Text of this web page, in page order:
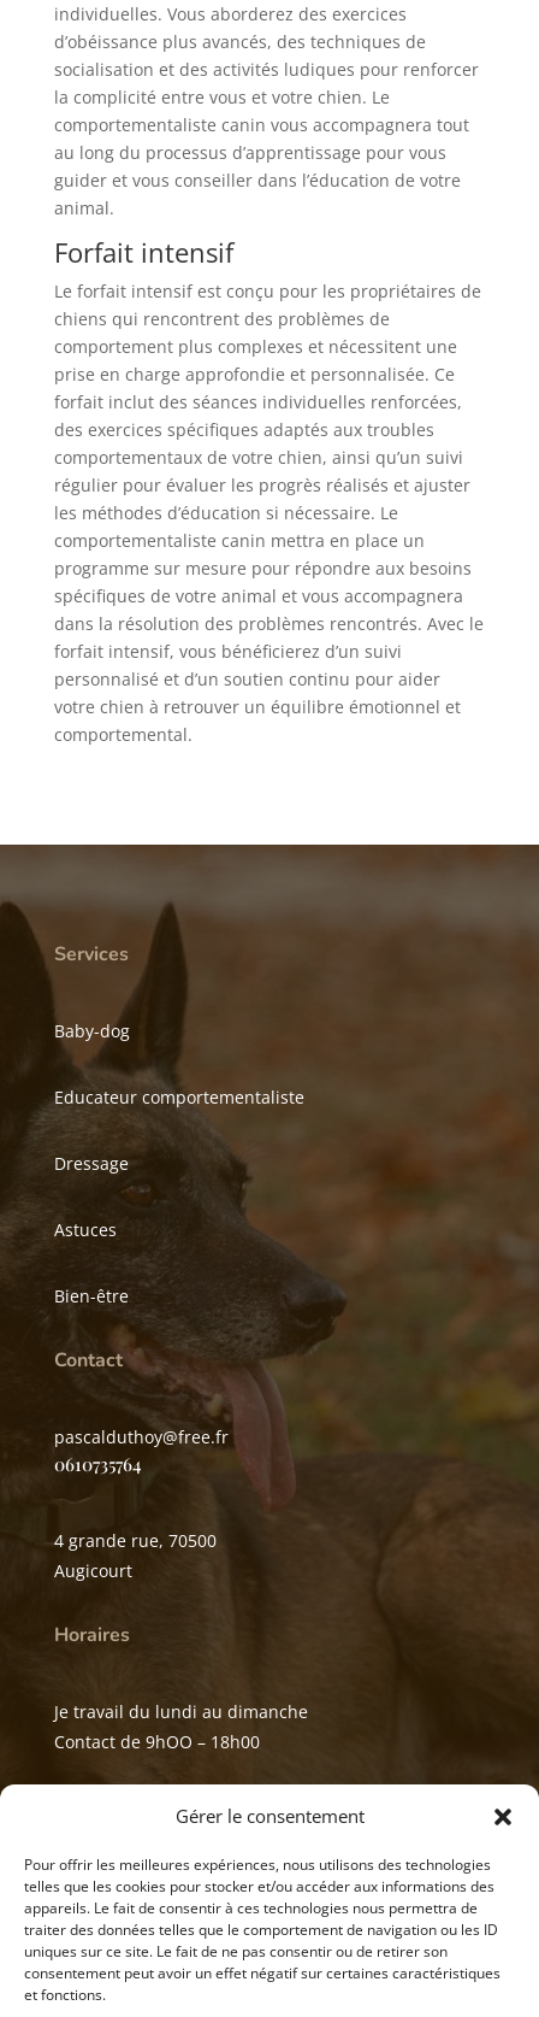
Gérer le consentement
Pour offrir les meilleures expériences, nous utilisons des technologies
telles que les cookies pour stocker et/ou accéder aux informations des
appareils. Le fait de consentir à ces technologies nous permettra de
traiter des données telles que le comportement de navigation ou les ID
uniques sur ce site. Le fait de ne pas consentir ou de retirer son
consentement peut avoir un effet négatif sur certaines caractéristiques
et fonctions.
individuelles. Vous aborderez des exercices
d’obéissance plus avancés, des techniques de
socialisation et des activités ludiques pour renforcer
la complicité entre vous et votre chien. Le
comportementaliste canin vous accompagnera tout
au long du processus d’apprentissage pour vous
guider et vous conseiller dans l’éducation de votre
animal.
Forfait intensif
Le forfait intensif est conçu pour les propriétaires de
chiens qui rencontrent des problèmes de
comportement plus complexes et nécessitent une
prise en charge approfondie et personnalisée. Ce
forfait inclut des séances individuelles renforcées,
des exercices spécifiques adaptés aux troubles
comportementaux de votre chien, ainsi qu’un suivi
régulier pour évaluer les progrès réalisés et ajuster
les méthodes d’éducation si nécessaire. Le
comportementaliste canin mettra en place un
programme sur mesure pour répondre aux besoins
spécifiques de votre animal et vous accompagnera
dans la résolution des problèmes rencontrés. Avec le
forfait intensif, vous bénéficierez d’un suivi
personnalisé et d’un soutien continu pour aider
votre chien à retrouver un équilibre émotionnel et
comportemental.
Services
Baby-dog
Educateur comportementaliste
Dressage
Astuces
Bien-être
Contact
pascalduthoy@free.fr
0610735764
4 grande rue, 70500
Augicourt
Horaires
Je travail du lundi au dimanche
Contact de 9hOO – 18h00